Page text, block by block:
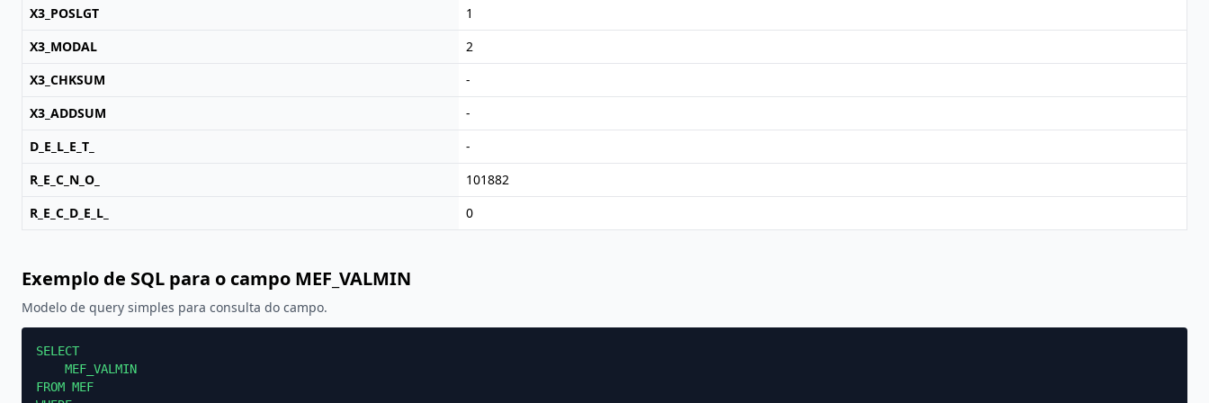
X3_POSLGT
1
X3_MODAL
2
X3_CHKSUM
-
X3_ADDSUM
-
D_E_L_E_T_
-
R_E_C_N_O_
101882
R_E_C_D_E_L_
0
Exemplo de SQL para o campo MEF_VALMIN
Modelo de query simples para consulta do campo.
SELECT
    MEF_VALMIN
FROM MEF